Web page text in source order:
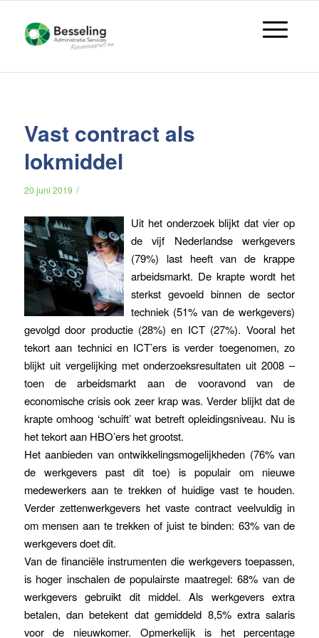
Vast contract als
lokmiddel
20 juni 2019 /
Uit het onderzoek blijkt dat vier op
de vijf Nederlandse werkgevers
(79%) last heeft van de krappe
arbeidsmarkt. De krapte wordt het
sterkst gevoeld binnen de sector
techniek (51% van de werkgevers)
gevolgd door productie (28%) en ICT (27%). Vooral het
tekort aan technici en ICT’ers is verder toegenomen, zo
blijkt uit vergelijking met onderzoeksresultaten uit 2008 –
toen de arbeidsmarkt aan de vooravond van de
economische crisis ook zeer krap was. Verder blijkt dat de
krapte omhoog ‘schuift’ wat betreft opleidingsniveau. Nu is
het tekort aan HBO’ers het grootst.
Het aanbieden van ontwikkelingsmogelijkheden (76% van
de werkgevers past dit toe) is populair om nieuwe
medewerkers aan te trekken of huidige vast te houden.
Verder zettenwerkgevers het vaste contract veelvuldig in
om mensen aan te trekken of juist te binden: 63% van de
werkgevers doet dit.
Van de financiële instrumenten die werkgevers toepassen,
is hoger inschalen de populairste maatregel: 68% van de
werkgevers gebruikt dit middel. Als werkgevers extra
betalen, dan betekent dat gemiddeld 8,5% extra salaris
voor de nieuwkomer. Opmerkelijk is het percentage